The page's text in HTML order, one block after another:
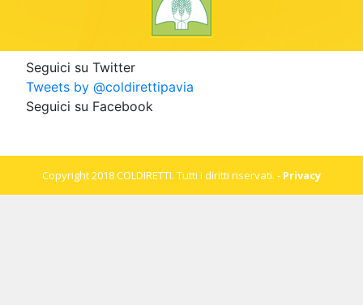
Seguici su Twitter
Tweets by @coldirettipavia
Seguici su Facebook
Copyright 2018 COLDIRETTI. Tutti i diritti riservati. - Privacy